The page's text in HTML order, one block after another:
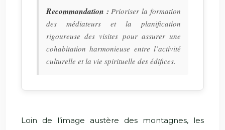
Recommandation : Prioriser la formation
des médiateurs et la planification
rigoureuse des visites pour assurer une
cohabitation harmonieuse entre l’activité
culturelle et la vie spirituelle des édifices.
Loin de l’image austère des montagnes, les